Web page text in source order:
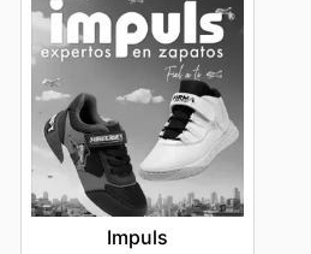
Impuls